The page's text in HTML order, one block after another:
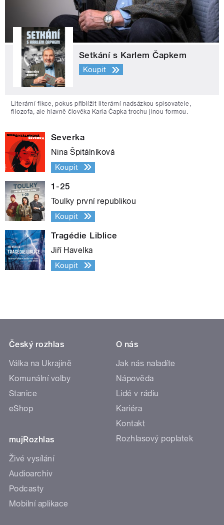
Setkání s Karlem Čapkem
Koupit
Literární fikce, pokus přiblížit literární nadsázkou spisovatele,
filozofa, ale hlavně člověka Karla Čapka trochu jinou formou.
Severka
Nina Špitálníková
Koupit
1-25
Toulky první republikou
Koupit
Tragédie Liblice
Jiří Havelka
Koupit
Český rozhlas
Válka na Ukrajině
Komunální volby
Stanice
eShop
mujRozhlas
Živé vysílání
Audioarchiv
Podcasty
Mobilní aplikace
O nás
Jak nás naladíte
Nápověda
Lidé v rádiu
Kariéra
Kontakt
Rozhlasový poplatek